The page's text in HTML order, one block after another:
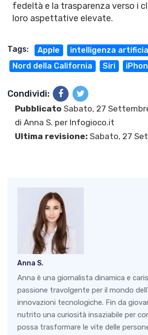
fedeltà e la trasparenza verso i
loro aspettative elevate.
Tags: Apple
intelligenza
Nord della California
Siri
Condividi:
Pubblicato Sabato, 27
di Anna S. per Infogioco.it
Ultima revisione: Sabato, 27
Anna S.
Anna è una giornalista dinamica e
passione travolgente per il mondo
innovazioni tecnologiche. Fin da
nutrito una curiosità insaziabile per
possa trasformare le vite delle